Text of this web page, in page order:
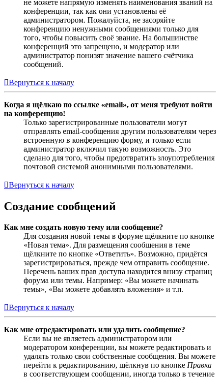
не можете напрямую изменять наименования званий на
конференции, так как они установлены её
администратором. Пожалуйста, не засоряйте
конференцию ненужными сообщениями только для
того, чтобы повысить своё звание. На большинстве
конференций это запрещено, и модератор или
администратор понизят значение вашего счётчика
сообщений.
Вернуться к началу
Когда я щёлкаю по ссылке «email», от меня требуют войти
на конференцию!
Только зарегистрированные пользователи могут
отправлять email-сообщения другим пользователям через
встроенную в конференцию форму, и только если
администратор включил такую возможность. Это
сделано для того, чтобы предотвратить злоупотребления
почтовой системой анонимными пользователями.
Вернуться к началу
Создание сообщений
Как мне создать новую тему или сообщение?
Для создания новой темы в форуме щёлкните по кнопке
«Новая тема». Для размещения сообщения в теме
щёлкните по кнопке «Ответить». Возможно, придётся
зарегистрироваться, прежде чем отправить сообщение.
Перечень ваших прав доступа находится внизу страниц
форума или темы. Например: «Вы можете начинать
темы», «Вы можете добавлять вложения» и т.п.
Вернуться к началу
Как мне отредактировать или удалить сообщение?
Если вы не являетесь администратором или
модератором конференции, вы можете редактировать и
удалять только свои собственные сообщения. Вы можете
перейти к редактированию, щёлкнув по кнопке Правка
в соответствующем сообщении, иногда только в течение